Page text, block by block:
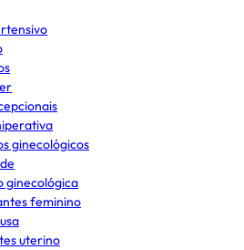
ginecológicos
ginecológica
feminino
uterino